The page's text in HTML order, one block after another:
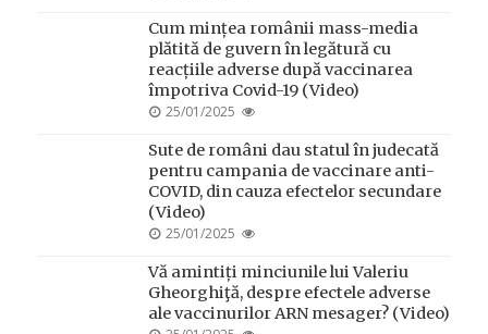
Cum mințea românii mass-media
plătită de guvern în legătură cu
reacțiile adverse după vaccinarea
împotriva Covid-19 (Video)
POSTED
25/01/2025
Sute de români dau statul în judecată
pentru campania de vaccinare anti-
COVID, din cauza efectelor secundare
(Video)
POSTED
25/01/2025
Vă amintiți minciunile lui Valeriu
Gheorghiţă, despre efectele adverse
ale vaccinurilor ARN mesager? (Video)